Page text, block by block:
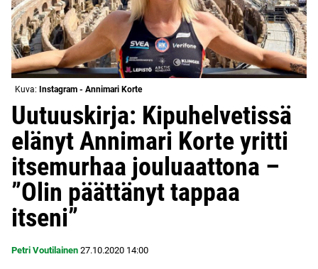
Kuva: Instagram - Annimari Korte
Uutuuskirja: Kipuhelvetissä
elänyt Annimari Korte yritti
itsemurhaa jouluaattona –
”Olin päättänyt tappaa
itseni”
Petri Voutilainen 27.10.2020 14:00